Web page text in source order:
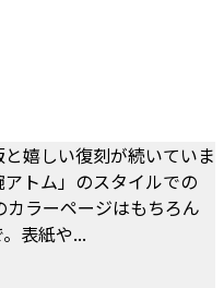
嬉しい復刻が続いていま
トム」のスタイルでの
カラーページはもちろん
表紙や...